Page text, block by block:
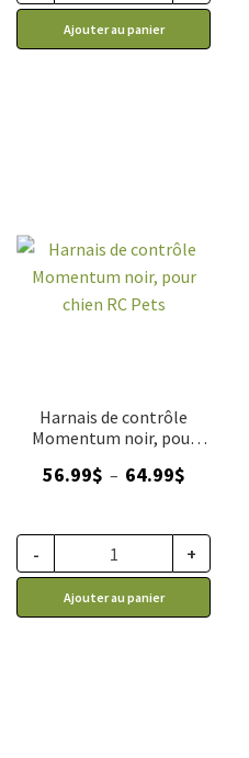
Ajouter au panier
Harnais de contrôle
Momentum noir, pour
56.99$ – 64.99$Plage
56.99$
à
- +
Ajouter au panier